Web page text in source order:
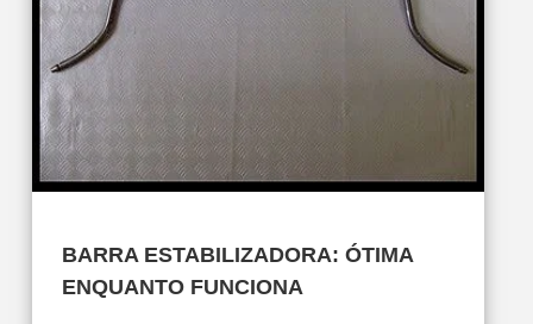
BARRA ESTABILIZADORA: ÓTIMA
ENQUANTO FUNCIONA